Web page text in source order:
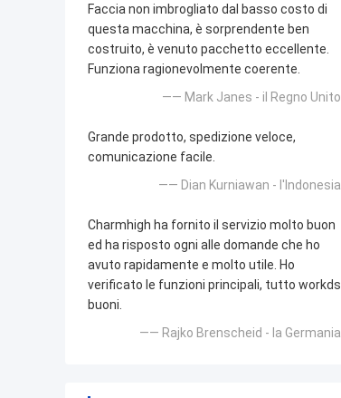
Faccia non imbrogliato dal basso costo di
questa macchina, è sorprendente ben
costruito, è venuto pacchetto eccellente.
Funziona ragionevolmente coerente.
—— Mark Janes - il Regno Unito
Grande prodotto, spedizione veloce,
comunicazione facile.
—— Dian Kurniawan - l'Indonesia
Charmhigh ha fornito il servizio molto buon
ed ha risposto ogni alle domande che ho
avuto rapidamente e molto utile. Ho
verificato le funzioni principali, tutto workds
buoni.
—— Rajko Brenscheid - la Germania